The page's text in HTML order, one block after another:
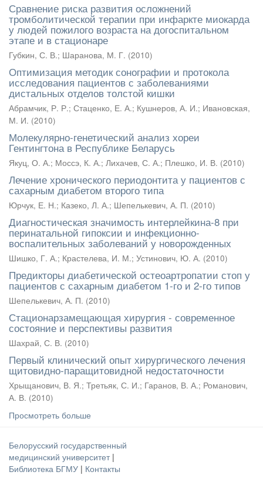
Сравнение риска развития осложнений
тромболитической терапии при инфаркте миокарда
у людей пожилого возраста на догоспитальном
этапе и в стационаре
Губкин, С. В.; Шаранова, М. Г. (2010)
Оптимизация методик сонографии и протокола
исследования пациентов с заболеваниями
дистальных отделов толстой кишки
Абрамчик, Р. Р.; Стаценко, Е. А.; Кушнеров, А. И.; Ивановская,
М. И. (2010)
Молекулярно-генетический анализ хореи
Гентингтона в Республике Беларусь
Якуц, О. А.; Моссэ, К. А.; Лихачев, С. А.; Плешко, И. В. (2010)
Лечение хронического периодонтита у пациентов с
сахарным диабетом второго типа
Юрчук, Е. Н.; Казеко, Л. А.; Шепелькевич, А. П. (2010)
Диагностическая значимость интерлейкина-8 при
перинатальной гипоксии и инфекционно-
воспалительных заболеваний у новорожденных
Шишко, Г. А.; Крастелева, И. М.; Устинович, Ю. А. (2010)
Предикторы диабетической остеоартропатии стоп у
пациентов с сахарным диабетом 1-го и 2-го типов
Шепелькевич, А. П. (2010)
Стационарзамещающая хирургия - современное
состояние и перспективы развития
Шахрай, С. В. (2010)
Первый клинический опыт хирургического лечения
щитовидно-паращитовидной недостаточности
Хрыщанович, В. Я.; Третьяк, С. И.; Гаранов, В. А.; Романович,
А. В. (2010)
Просмотреть больше
Белорусский государственный
медицинский университет |
Библиотека БГМУ | Контакты